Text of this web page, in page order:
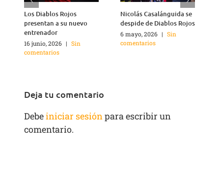
Los Diablos Rojos
presentan a su nuevo
entrenador
16 junio, 2026 | Sin
comentarios
Nicolás Casalánguida se
despide de Diablos Rojos
6 mayo, 2026 | Sin
comentarios
Deja tu comentario
Debeiniciar sesiónpara escribir un
comentario.